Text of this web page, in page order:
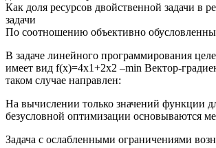
Как доля ресурсов двойственной задачи в
задачи
По соотношению объективно
В задаче линейного программирования
имеет вид f(x)=4x1+2x2 –min Вектор-
таком случае направлен:
На вычислении только значений функции
безусловной оптимизации основываются
Задача с ослабленными ограничениями